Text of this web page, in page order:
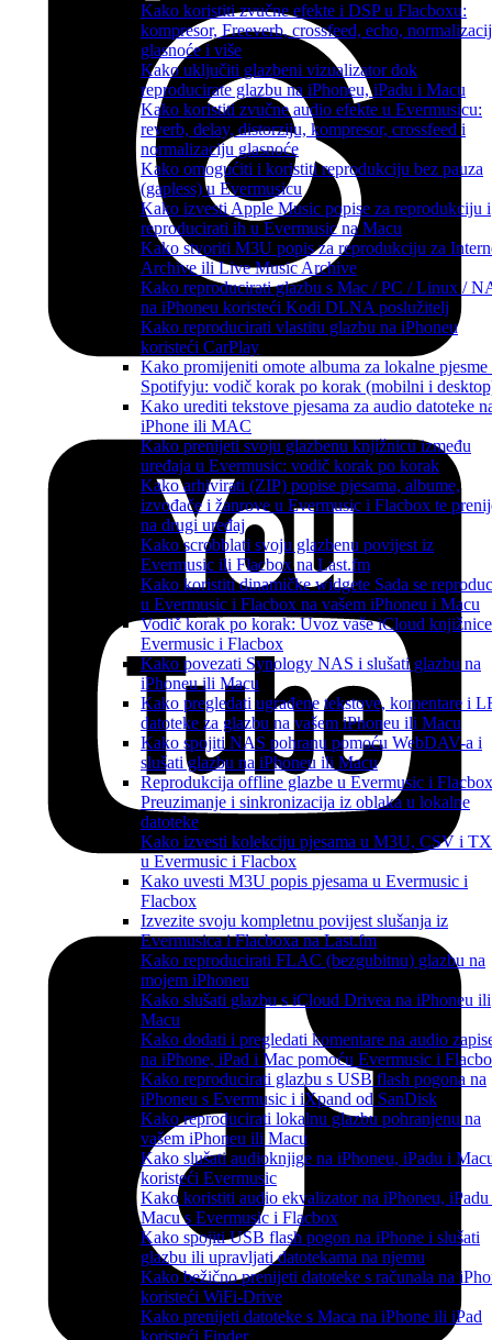
Kako koristiti zvučne efekte i DSP u Flacboxu:
kompresor, Freeverb, crossfeed, echo,
glasnoće i više
Kako uključiti glazbeni vizualizator dok
reproducirate glazbu na iPhoneu, iPadu i Macu
Kako koristiti zvučne audio efekte u Evermusicu:
reverb, delay, distorziju, kompresor, crossfeed i
normalizaciju glasnoće
Kako omogućiti i koristiti reprodukciju bez pauza
(gapless) u Evermusicu
Kako izvesti Apple Music popise za reprodukciju i
reproducirati ih u Evermusic na Macu
Kako stvoriti M3U popis za reprodukciju za
Archive ili Live Music Archive
Kako reproducirati glazbu s Mac / PC / Linux /
na iPhoneu koristeći Kodi DLNA poslužitelj
Kako reproducirati vlastitu glazbu na iPhoneu
koristeći CarPlay
Kako promijeniti omote albuma za lokalne pjesme
Spotifyju: vodič korak po korak (mobilni i
Kako urediti tekstove pjesama za audio datoteke
iPhone ili MAC
Kako prenijeti svoju glazbenu knjižnicu između
uređaja u Evermusic: vodič korak po korak
Kako arhivirati (ZIP) popise pjesama, albume,
izvođače i žanrove u Evermusic i Flacbox te
na drugi uređaj
Kako scrobblati svoju glazbenu povijest iz
Evermusic ili Flacbox na Last.fm
Kako koristiti dinamičke widgete Sada se
u Evermusic i Flacbox na vašem iPhoneu i Macu
Vodič korak po korak: Uvoz vaše iCloud
Evermusic i Flacbox
Kako povezati Synology NAS i slušati glazbu na
iPhoneu ili Macu
Kako pregledati ugrađene tekstove, komentare i
datoteke za glazbu na vašem iPhoneu ili Macu
Kako spojiti NAS pohranu pomoću WebDAV-a i
slušati glazbu na iPhoneu ili Macu
Reprodukcija offline glazbe u Evermusic i
Preuzimanje i sinkronizacija iz oblaka u lokalne
datoteke
Kako izvesti kolekciju pjesama u M3U, CSV i
u Evermusic i Flacbox
Kako uvesti M3U popis pjesama u Evermusic i
Flacbox
Izvezite svoju kompletnu povijest slušanja iz
Evermusica i Flacboxa na Last.fm
Kako reproducirati FLAC (bezgubitnu) glazbu na
mojem iPhoneu
Kako slušati glazbu s iCloud Drivea na iPhoneu ili
Macu
Kako dodati i pregledati komentare na audio
na iPhone, iPad i Mac pomoću Evermusic i
Kako reproducirati glazbu s USB flash pogona na
iPhoneu s Evermusic i iXpand od SanDisk
Kako reproducirati lokalnu glazbu pohranjenu na
vašem iPhoneu ili Macu
Kako slušati audioknjige na iPhoneu, iPadu i
koristeći Evermusic
Kako koristiti audio ekvalizator na iPhoneu,
Macu s Evermusic i Flacbox
Kako spojiti USB flash pogon na iPhone i slušati
glazbu ili upravljati datotekama na njemu
Kako bežično prenijeti datoteke s računala na
koristeći WiFi-Drive
Kako prenijeti datoteke s Maca na iPhone ili iPad
koristeći Finder